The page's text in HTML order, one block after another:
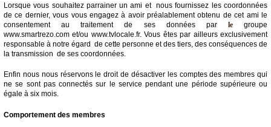
Lorsque vous souhaitez parrainer un ami et nous fournissez les coordonnées
de ce dernier, vous vous engagez à avoir préalablement obtenu de cet ami le
consentement au traitement de ses données par legroupe
www.smartrezo.com et/ou www.tvlocale.fr. Vous êtes par ailleurs exclusivement
responsable à notre égard de cette personne et des tiers, des conséquences de
la transmission de ses coordonnées.
Enfin nous nous réservons le droit de désactiver les comptes des membres qui
ne se sont pas connectés sur le service pendant une période supérieure ou
égale à six mois.
Comportement des membres